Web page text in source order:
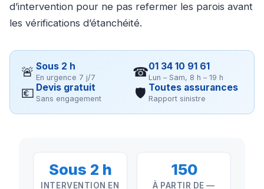
d’intervention pour ne pas refermer les parois avant
les vérifications d’étanchéité.
🚨 Sous 2 h
En urgence 7 j/7 ☎01 34 10 91 61
Lun – Sam, 8 h – 19 h
💶 Devis gratuit
Sans engagement 🛡 Toutes assurances
Rapport sinistre
Sous 2 h
INTERVENTION EN
150
À PARTIR DE —